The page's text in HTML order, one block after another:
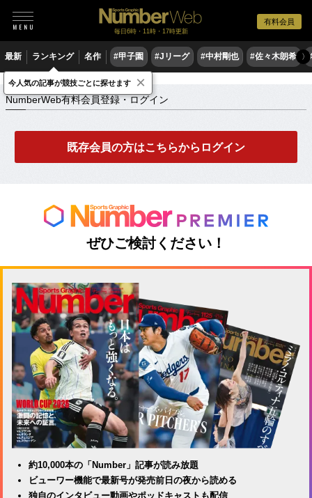
有料会員
毎日6時・11時・17時更新
最新 ランキング 名作 #甲子園 #Jリーグ #中村剛也 #佐々木朗希 〉
NumberWeb有料会員登録・ログイン
NumberWeb有料会員登録・ログイン
既存会員の方はこちらからログイン
ぜひご検討ください！
約10,000本の「Number」記事が読み放題
ビューワー機能で最新号が発売前日の夜から読める
独自のインタビュー動画やポッドキャストも配信
今人気の記事が競技ごとに探せます ×